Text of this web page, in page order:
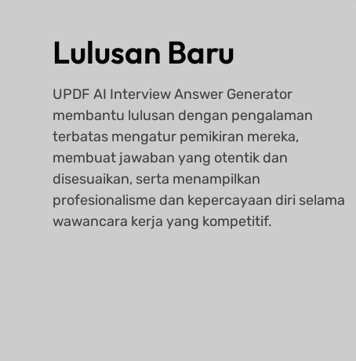
Lulusan Baru
UPDF AI Interview Answer Generator
membantu lulusan dengan pengalaman
terbatas mengatur pemikiran mereka,
membuat jawaban yang otentik dan
disesuaikan, serta menampilkan
profesionalisme dan kepercayaan diri selama
wawancara kerja yang kompetitif.